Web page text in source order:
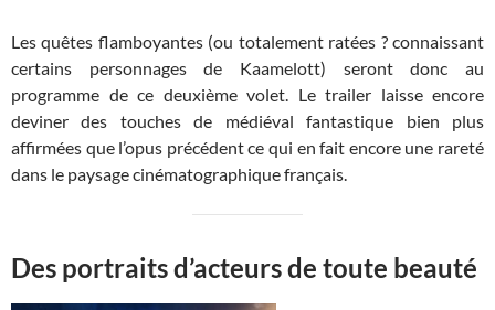
Les quêtes flamboyantes (ou totalement ratées ? connaissant
certains personnages de Kaamelott) seront donc au
programme de ce deuxième volet. Le trailer laisse encore
deviner des touches de médiéval fantastique bien plus
affirmées que l’opus précédent ce qui en fait encore une rareté
dans le paysage cinématographique français.
Des portraits d’acteurs de toute beauté